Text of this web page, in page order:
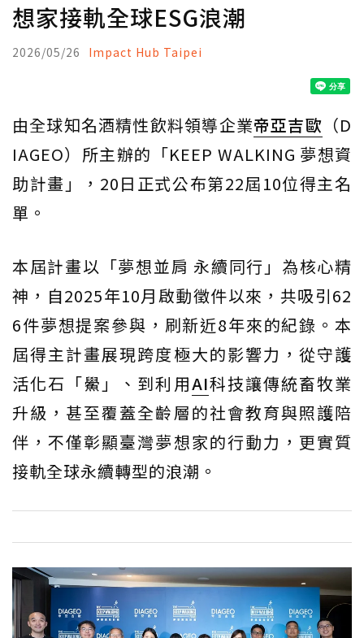
想家接軌全球ESG浪潮
2026/05/26 Impact Hub Taipei
由全球知名酒精性飲料領導企業帝亞吉歐 （D
IAGEO）所主辦的「KEEP WALKING 夢想資
助計畫」，20日正式公布第22屆10位得主名
單。
本屆計畫以「夢想並肩 永續同行」為核心精
神，自2025年10月啟動徵件以來，共吸引62
6件夢想提案參與，刷新近8年來的紀錄。本
屆得主計畫展現跨度極大的影響力，從守護
活化石「鱟」、到利用AI科技讓傳統畜牧業
升級，甚至覆蓋全齡層的社會教育與照護陪
伴，不僅彰顯臺灣夢想家的行動力，更實質
接軌全球永續轉型的浪潮。